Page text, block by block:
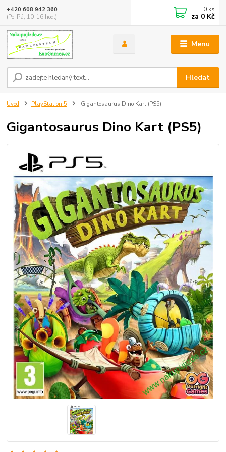
Menu
Hledat
+420 608 942 360
(Po-Pá, 10-16 hod.)
0 ks
za 0 Kč
Úvod PlayStation 5 Gigantosaurus Dino Kart (PS5)
Gigantosaurus Dino Kart (PS5)